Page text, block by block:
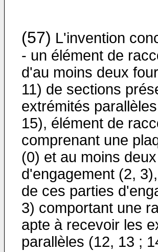
(57) L'invention
- un élément de
d'au moins deux
11) de sections
extrémités
15), élément de
comprenant une
(0) et au moins
d'engagement (2,
de ces parties
3) comportant une
apte à recevoir les
parallèles (12, 13 ;